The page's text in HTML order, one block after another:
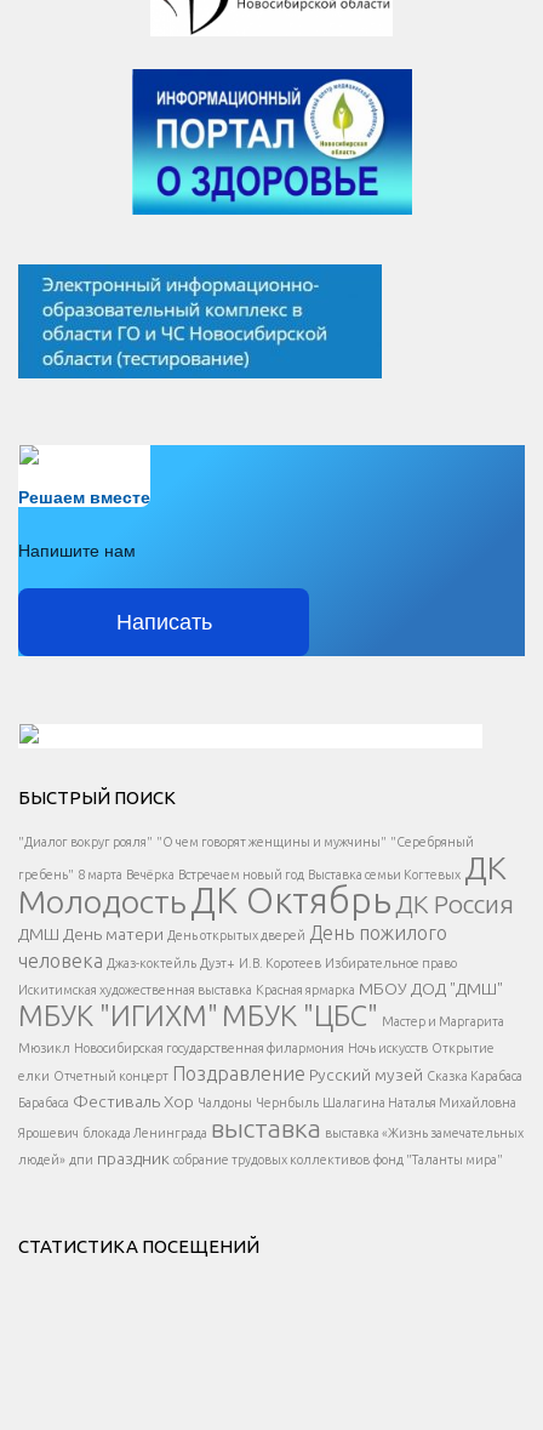
Решаем вместе
Напишите нам
Написать
Есть вопрос?
Напишите нам
</span >
Написать
</button >
</div >
</div > </div >
БЫСТРЫЙ ПОИСК
"Диалог вокруг рояля" "О чем говорят женщины и мужчины" "Серебряный
гребень" 8 марта Вечёрка Встречаем новый год Выставка семьи Когтевых ДК
МолодостьДК Октябрь ДК Россия
ДМШ День матери День открытых дверей День пожилого
человека Джаз-коктейль Дуэт+ И.В. Коротеев Избирательное право
Искитимская художественная выставка Красная ярмарка МБОУ ДОД "ДМШ"
МБУК "ИГИХМ" МБУК "ЦБС" Мастер и Маргарита
Мюзикл Новосибирская государственная филармония Ночь искусств Открытие
елки Отчетный концерт Поздравление Русский музей Сказка Карабаса
Барабаса Фестиваль Хор Чалдоны Чернбыль Шалагина Наталья Михайловна
Ярошевич блокада Ленинграда выставка выставка «Жизнь замечательных
людей» дпи праздник собрание трудовых коллективов фонд "Таланты мира"
СТАТИСТИКА ПОСЕЩЕНИЙ